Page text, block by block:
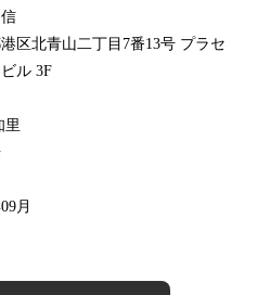
区北青山二丁目7番13号 プラセ
ル 3F
里
月